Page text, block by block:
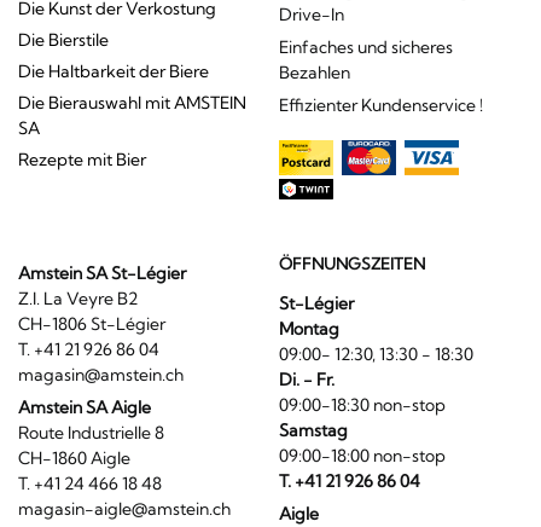
Die Kunst der Verkostung
Die Bierstile
Die Haltbarkeit der Biere
Die Bierauswahl mit AMSTEIN
SA
Rezepte mit Bier
Drive-In
Einfaches und sicheres
Bezahlen
Effizienter Kundenservice !
Amstein SA St-Légier
Z.I. La Veyre B2
CH-1806 St-Légier
T. +41 21 926 86 04
magasin@amstein.ch
Amstein SA Aigle
Route Industrielle 8
CH-1860 Aigle
T. +41 24 466 18 48
magasin-aigle@amstein.ch
ÖFFNUNGSZEITEN
St-Légier
Montag
09:00- 12:30, 13:30 - 18:30
Di. - Fr.
09:00-18:30 non-stop
Samstag
09:00-18:00 non-stop
T. +41 21 926 86 04
Aigle